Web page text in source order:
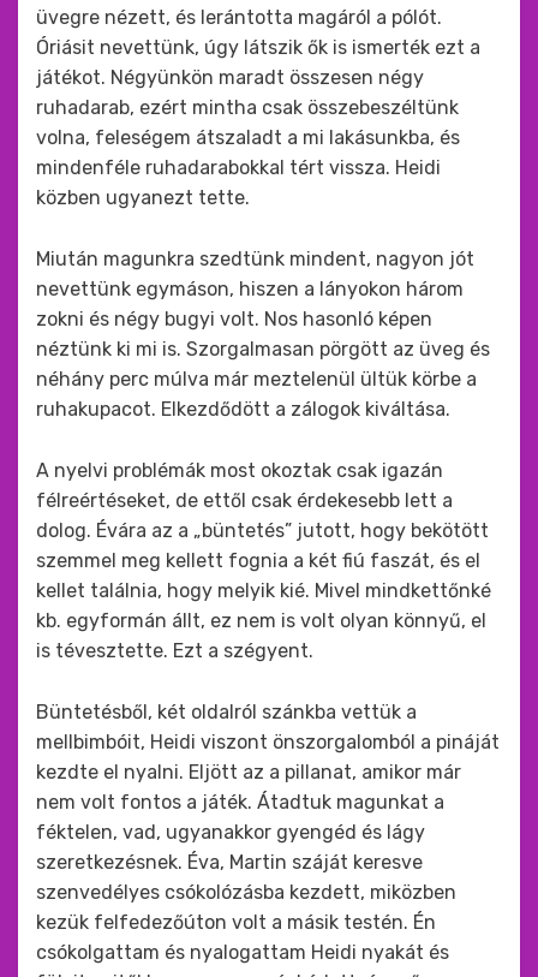
üvegre nézett, és lerántotta magáról a pólót.
Óriásit nevettünk, úgy látszik ők is ismerték ezt a
játékot. Négyünkön maradt összesen négy
ruhadarab, ezért mintha csak összebeszéltünk
volna, feleségem átszaladt a mi lakásunkba, és
mindenféle ruhadarabokkal tért vissza. Heidi
közben ugyanezt tette.
Miután magunkra szedtünk mindent, nagyon jót
nevettünk egymáson, hiszen a lányokon három
zokni és négy bugyi volt. Nos hasonló képen
néztünk ki mi is. Szorgalmasan pörgött az üveg és
néhány perc múlva már meztelenül ültük körbe a
ruhakupacot. Elkezdődött a zálogok kiváltása.
A nyelvi problémák most okoztak csak igazán
félreértéseket, de ettől csak érdekesebb lett a
dolog. Évára az a „büntetés” jutott, hogy bekötött
szemmel meg kellett fognia a két fiú faszát, és el
kellet találnia, hogy melyik kié. Mivel mindkettőnké
kb. egyformán állt, ez nem is volt olyan könnyű, el
is tévesztette. Ezt a szégyent.
Büntetésből, két oldalról szánkba vettük a
mellbimbóit, Heidi viszont önszorgalomból a pináját
kezdte el nyalni. Eljött az a pillanat, amikor már
nem volt fontos a játék. Átadtuk magunkat a
féktelen, vad, ugyanakkor gyengéd és lágy
szeretkezésnek. Éva, Martin száját keresve
szenvedélyes csókolózásba kezdett, miközben
kezük felfedezőúton volt a másik testén. Én
csókolgattam és nyalogattam Heidi nyakát és